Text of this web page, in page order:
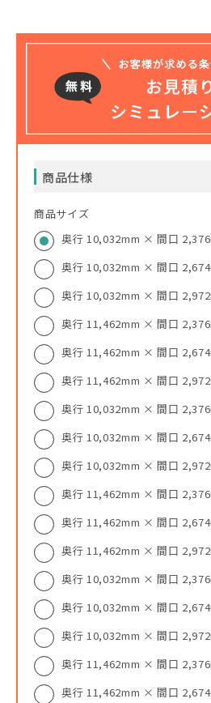
商品仕様
商品サイズ
奥行 10,032mm × 間口
奥行 10,032mm × 間口
奥行 10,032mm × 間口
奥行 11,462mm × 間口
奥行 11,462mm × 間口
奥行 11,462mm × 間口
奥行 10,032mm × 間口
奥行 10,032mm × 間口
奥行 10,032mm × 間口
奥行 11,462mm × 間口
奥行 11,462mm × 間口
奥行 11,462mm × 間口
奥行 10,032mm × 間口
奥行 10,032mm × 間口
奥行 10,032mm × 間口
奥行 11,462mm × 間口
奥行 11,462mm × 間口